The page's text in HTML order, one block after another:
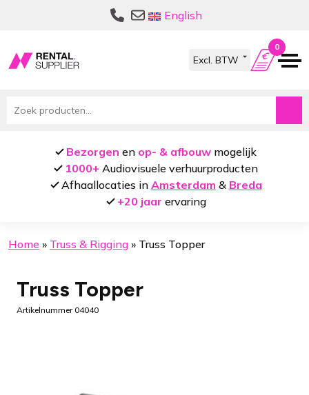
navigatie
inhoud
English
0
Zoeken
Bezorgen en op- & afbouw mogelijk
1000+ Audiovisuele verhuurproducten
Afhaallocaties in Amsterdam & Breda
+20 jaar ervaring
Home » Truss & Rigging » Truss Topper
Truss Topper
Artikelnummer 04040